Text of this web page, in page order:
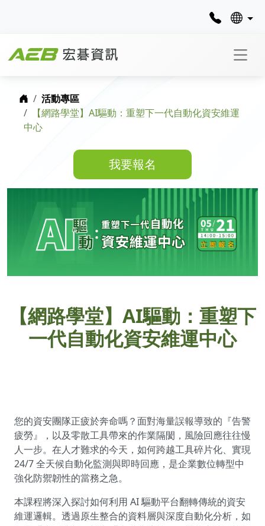
首頁活動專區
【網路學堂】AI驅動：重塑下一代自動化資安維運
中心
我要報名
【網路學堂】AI驅動：重塑下
一代自動化資安維運中心
您的資安團隊正疲於奔命嗎？面對海量誤報導致的『告警
疲勞』，以及零散工具帶來的作業隔閡，風險回應往往慢
人一步。在人才難求的今天，如何跨越工具碎片化、實現
24/7 全天候自動化監測與即時回應，是企業數位轉型中
強化防禦韌性的當務之急。
本課程將深入探討如何利用 AI 驅動平台翻轉傳統的資安
維運邏輯。透過原生整合的資料層與深度自動化分析，如